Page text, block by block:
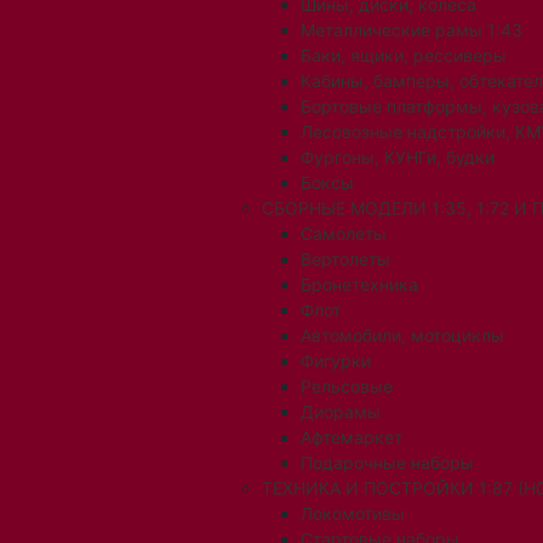
Шины, диски, колеса
Металлические рамы 1:43
Баки, ящики, рессиверы
Кабины, бамперы,
Бортовые платформы,
Лесовозные надстройки,
Фургоны, КУНГи, будки
Боксы
СБОРНЫЕ МОДЕЛИ 1:35, 1:72 И
Самолеты
Вертолеты
Бронетехника
Флот
Автомобили, мотоциклы
Фигурки
Рельсовые
Диорамы
Афтемаркет
Подарочные наборы
ТЕХНИКА И ПОСТРОЙКИ 1:87
Локомотивы
Стартовые наборы